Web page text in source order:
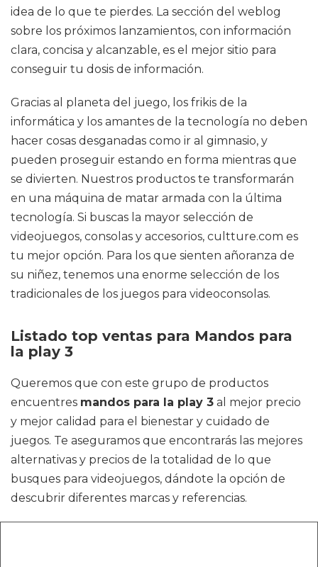
idea de lo que te pierdes. La sección del weblog
sobre los próximos lanzamientos, con información
clara, concisa y alcanzable, es el mejor sitio para
conseguir tu dosis de información.
Gracias al planeta del juego, los frikis de la
informática y los amantes de la tecnología no deben
hacer cosas desganadas como ir al gimnasio, y
pueden proseguir estando en forma mientras que
se divierten. Nuestros productos te transformarán
en una máquina de matar armada con la última
tecnología. Si buscas la mayor selección de
videojuegos, consolas y accesorios, cultture.com es
tu mejor opción. Para los que sienten añoranza de
su niñez, tenemos una enorme selección de los
tradicionales de los juegos para videoconsolas.
Listado top ventas para Mandos para
la play 3
Queremos que con este grupo de productos
encuentres mandos para la play 3 al mejor precio
y mejor calidad para el bienestar y cuidado de
juegos. Te aseguramos que encontrarás las mejores
alternativas y precios de la totalidad de lo que
busques para videojuegos, dándote la opción de
descubrir diferentes marcas y referencias.